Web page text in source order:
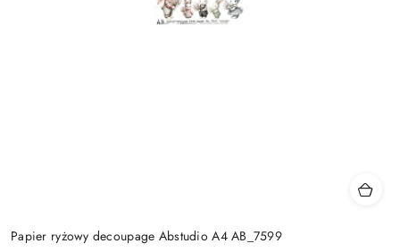
Papier ryżowy decoupage Abstudio A4 AB_7599